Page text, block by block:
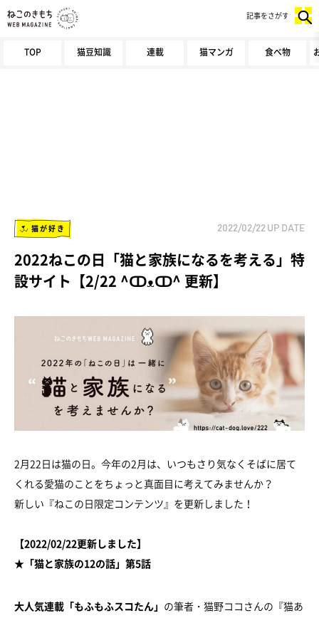
TOP 猫豆知識 連載 猫マンガ 食べ物
記事をさがす
猫が好き 2022/02/22 UP DATE
2022ねこの日「猫と家族になるを考える」特
設サイト【2/22 ^ↀᴥↀ^ 更新】
2月22日は猫の日。今年の2月は、いつもさり気なくそばに居て
くれる愛猫のことをちょっと真面目に考えてみませんか？
新しい『ねこの日限定コンテンツ』を更新しました！
【2022/02/22更新しました】
★「猫と家族の12の話」第5話
大人気連載「もふもふスコたん」 の筆者・猫野ココさんの『猫あ